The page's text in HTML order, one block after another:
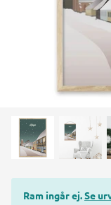
Ram ingår ej.Se